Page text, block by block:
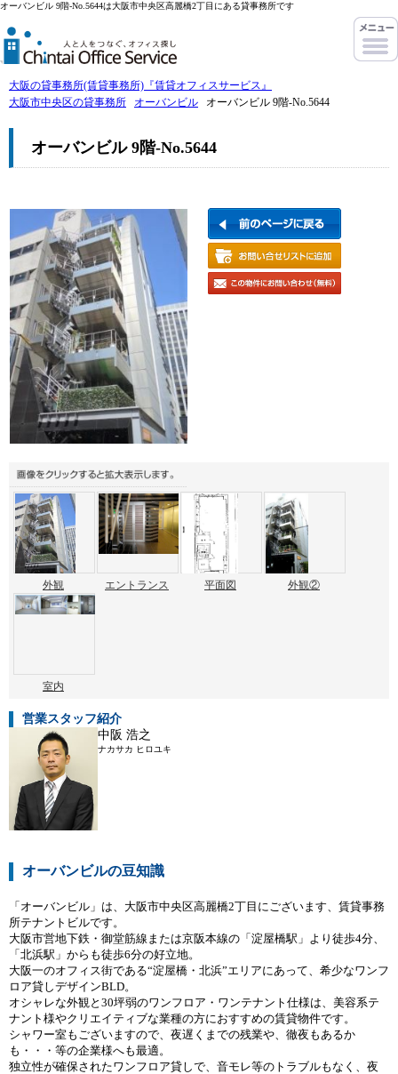
オーバンビル 9階-No.5644は大阪市中央区高麗橋2丁目にある貸事務所です
大阪の貸事務所(賃貸事務所)『賃貸オフィスサービス』
大阪市中央区の貸事務所
オーバンビル オーバンビル 9階-No.5644
オーバンビル 9階-No.5644
外観 エントランス 平面図 外観②
室内
営業スタッフ紹介
中阪 浩之
ナカサカ ヒロユキ
オーバンビルの豆知識
「オーバンビル」は、大阪市中央区高麗橋2丁目にございます、賃貸事務
所テナントビルです。
大阪市営地下鉄・御堂筋線または京阪本線の「淀屋橋駅」より徒歩4分、
「北浜駅」からも徒歩6分の好立地。
大阪一のオフィス街である“淀屋橋・北浜”エリアにあって、希少なワンフ
ロア貸しデザインBLD。
オシャレな外観と30坪弱のワンフロア・ワンテナント仕様は、美容系テ
ナント様やクリエイティブな業種の方におすすめの賃貸物件です。
シャワー室もございますので、夜遅くまでの残業や、徹夜もあるか
も・・・等の企業様へも最適。
独立性が確保されたワンフロア貸しで、音モレ等のトラブルもなく、夜